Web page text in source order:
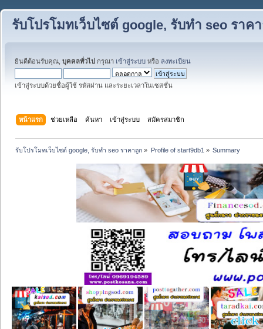
รับโปรโมทเว็บไซต์ google, รับทำ seo ราค
ยินดีต้อนรับคุณ, บุคคลทั่วไป กรุณา เข้าสู่ระบบ หรือ ลงทะเบียน
เข้าสู่ระบบด้วยชื่อผู้ใช้ รหัสผ่าน และระยะเวลาในเซสชั่น
หน้าแรก ช่วยเหลือ ค้นหา เข้าสู่ระบบ สมัครสมาชิก
รับโปรโมทเว็บไซต์ google, รับทำ seo ราคาถูก » Profile of start9db1 » Summary